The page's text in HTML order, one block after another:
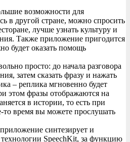
возможности для
в другой стране, можно спросить
лучше узнать культуру и
Также приложение пригодится
будет оказать помощь
просто: до начала разговора
затем сказать фразу и нажать
– реплика мгновенно будет
этом фразы отображаются на
в истории, то есть при
то время вы можете прослушать
синтезирует и
технологии SpeechKit, за функцию